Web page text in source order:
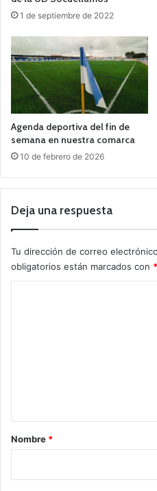
1 de septiembre de 2022
Agenda deportiva del fin de
semana en nuestra comarca
10 de febrero de 2026
Deja una respuesta
Tu dirección de correo
obligatorios están marcados con *
rNombre *